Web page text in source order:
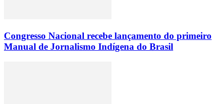
Congresso Nacional recebe lançamento do primeiro
Manual de Jornalismo Indígena do Brasil